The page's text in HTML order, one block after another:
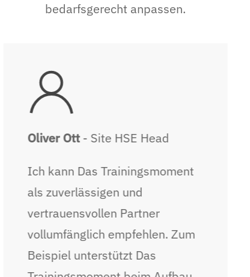
bedarfsgerecht anpassen.
Oliver Ott- Site HSE Head
Ich kann Das Trainingsmoment
als zuverlässigen und
vertrauensvollen Partner
vollumfänglich empfehlen. Zum
Beispiel unterstützt Das